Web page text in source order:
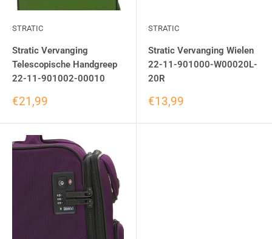
STRATIC
Stratic Vervanging
Telescopische Handgreep
22-11-901002-00010
€21,99
STRATIC
Stratic Vervanging Wielen
22-11-901000-W00020L-
20R
€13,99